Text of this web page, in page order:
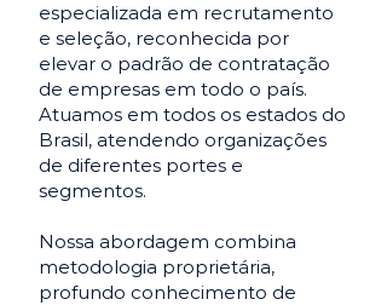
especializada em recrutamento
e seleção, reconhecida por
elevar o padrão de contratação
de empresas em todo o país.
Atuamos em todos os estados do
Brasil, atendendo organizações
de diferentes portes e
segmentos.
Nossa abordagem combina
metodologia proprietária,
profundo conhecimento de